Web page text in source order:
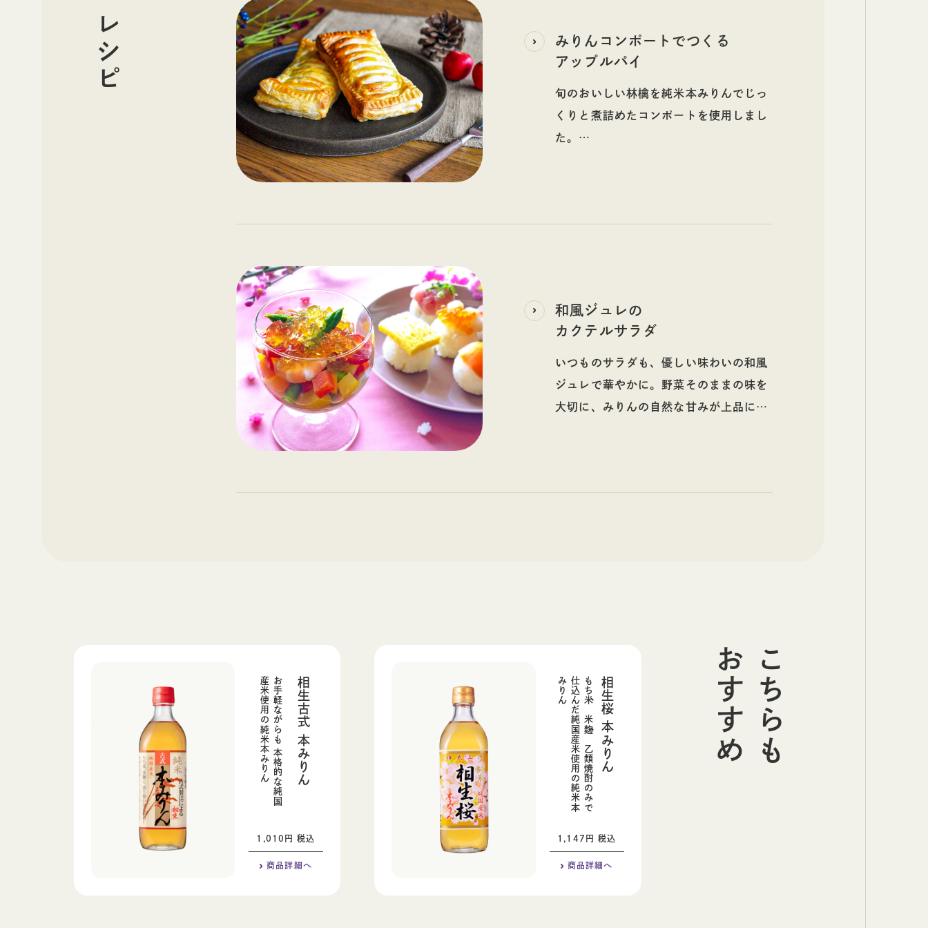
レシピ
みりんコンポートでつくる
アップルパイ
旬のおいしい林檎を純米本みりんでじっ
くりと煮詰めたコンポートを使用しまし
た。
ダにもうれしいスイーツに。
和風ジュレの
カクテルサラダ
いつものサラダも、優しい味わいの和風
ジュレで華やかに。野菜そのままの味を
大切に、みりんの自然な甘みが上品に調
こちらも
おすすめ
相生古式 本みりん
お
手
軽
な
が
ら
も
本
格
的
な
純
国
産
米
使
用
の
純
米
本
み
り
ん
1,010円 税込
商品詳細へ
相生桜 本みりん
も
ち
米
、
米
麹
、
乙
類
焼
酎
の
み
で
仕
込
ん
だ
純
国
産
米
使
用
の
純
米
本
み
り
ん
1,147円 税込
商品詳細へ
※離島・一部地域では、追加送料をご請求させていただく場合がございます。
※日本酒をご購入の場合、品質保持のためにクール便(税込330円を別途頂戴しております)を使用させていただいて